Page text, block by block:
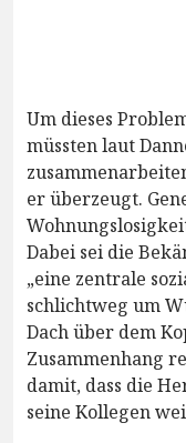
Um dieses
müssten laut
er überzeugt.
Dabei sei die
„eine zentrale
schlichtweg um
Dach über dem
Zusammenhang
damit, dass die
seine Kollegen